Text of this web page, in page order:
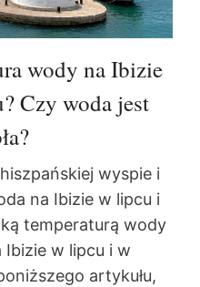
wody na Ibizie
Czy woda jest
wyspie i
na Ibizie w lipcu i
temperaturą wody
Ibizie w lipcu i w
artykułu,